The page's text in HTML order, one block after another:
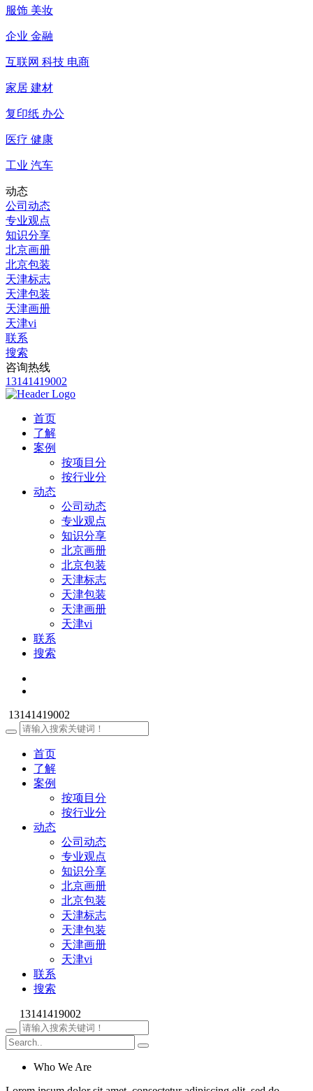
服饰 美妆
企业 金融
互联网 科技 电商
家居 建材
复印纸 办公
医疗 健康
工业 汽车
动态
公司动态
专业观点
知识分享
北京画册
北京包装
天津标志
天津包装
天津画册
天津vi
联系
搜索
咨询热线
13141419002
首页
了解
案例
按项目分
按行业分
动态
公司动态
专业观点
知识分享
北京画册
北京包装
天津标志
天津包装
天津画册
天津vi
联系
搜索
13141419002
首页
了解
案例
按项目分
按行业分
动态
公司动态
专业观点
知识分享
北京画册
北京包装
天津标志
天津包装
天津画册
天津vi
联系
搜索
13141419002
Who We Are